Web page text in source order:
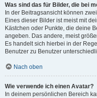
Was sind das für Bilder, die bei
In der Beitragsansicht können
Eines dieser Bilder ist meist mit
Kästchen oder Punkte, die deine
angeben. Das andere, meist
Es handelt sich hierbei in der
Benutzer zu Benutzer
Nach oben
Wie verwende ich einen Avatar?
In deinem persönlichen Bereich